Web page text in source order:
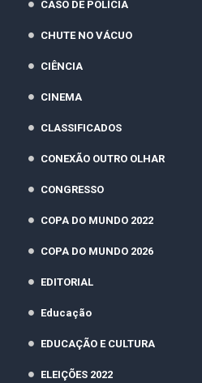
CASO DE POLÍCIA
CHUTE NO VÁCUO
CIÊNCIA
CINEMA
CLASSIFICADOS
CONEXÃO OUTRO OLHAR
CONGRESSO
COPA DO MUNDO 2022
COPA DO MUNDO 2026
EDITORIAL
Educação
EDUCAÇÃO E CULTURA
ELEIÇÕES 2022